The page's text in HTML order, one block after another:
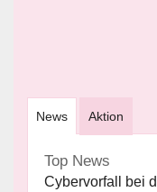
News Aktion
Top News
Cybervorfall bei